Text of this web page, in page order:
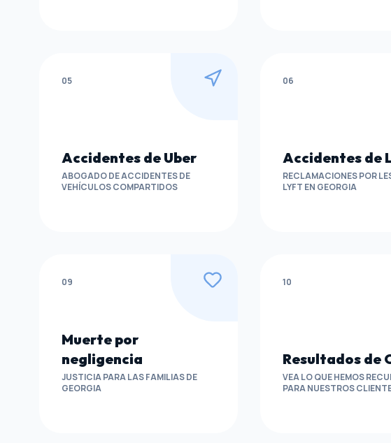
05
Accidentes de Uber
ABOGADO DE ACCIDENTES DE
VEHÍCULOS COMPARTIDOS
06
Accidentes de
RECLAMACIONES POR
LYFT EN GEORGIA
09
Muerte por
negligencia
JUSTICIA PARA LAS FAMILIAS DE
GEORGIA
10
Resultados de
VEA LO QUE HEMOS
PARA NUESTROS